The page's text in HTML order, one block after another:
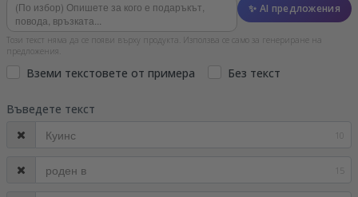
✨ AI предложения
Този текст няма да се появи върху продукта. Използва се само за генериране на
предложения.
Вземи текстовете от примера Без текст
Въведете текст
10
15